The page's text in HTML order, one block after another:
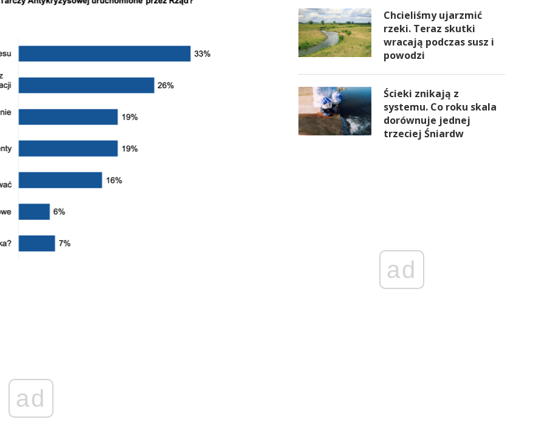
ad
Chcieliśmy ujarzmić
rzeki. Teraz skutki
wracają podczas susz i
powodzi
Ścieki znikają z
systemu. Co roku skala
dorównuje jednej
trzeciej Śniardw
ad